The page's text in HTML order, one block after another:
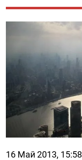
16 Май 2013, 15:58